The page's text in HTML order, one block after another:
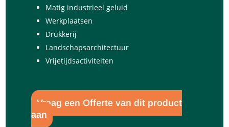
Matig industrieel geluid
Werkplaatsen
Drukkerij
Landschapsarchitectuur
Vrijetijdsactiviteiten
Vraag een Offerte van dit product
aan